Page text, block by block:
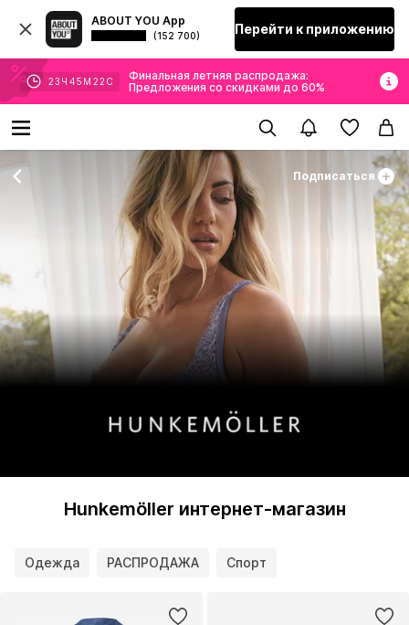
ABOUT YOU App
(152 700) Перейти к приложению
23 Ч 45 М 21 С
Финальная летняя распродажа:
Предложения со скидками до 60%
Подписаться
Hunkemöller интернет-магазин
Одежда РАСПРОДАЖА Спорт